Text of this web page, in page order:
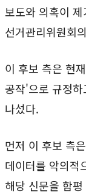
보도와 의혹이
선거관리위원회
이 후보 측은 현
공작'으로 규정
나섰다.
먼저 이 후보 측
데이터를 악의적
해당 신문을 함